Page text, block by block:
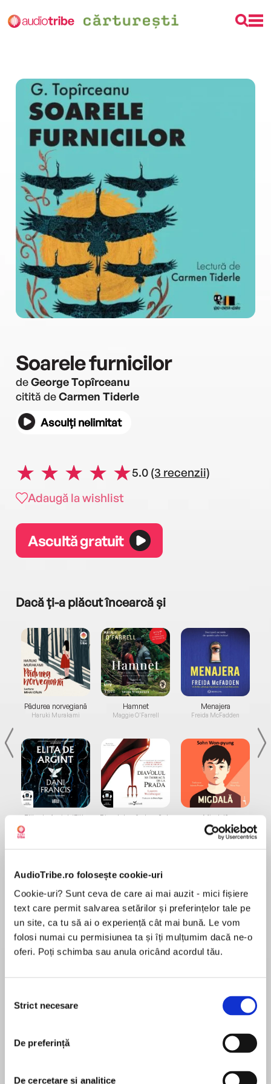
AudioTribe.ro folosește cookie-uri
Cookie-uri? Sunt ceva de care ai mai auzit - mici fișiere
text care permit salvarea setărilor și preferințelor tale pe
un site, ca tu să ai o experiență cât mai bună. Le vom
folosi numai cu permisiunea ta și îți mulțumim dacă ne-o
oferi. Poți schimba sau anula oricând acordul tău.
consimțământului
Strict necesare
De preferință
De cercetare și analitice
Soarele furnicilor
deGeorge Topîrceanu
citită deCarmen Tiderle
Asculți nelimitat
5.0 (3 recenzii)
Adaugă la wishlist
Ascultă gratuit
Dacă ți-a plăcut încearcă și
Pădurea norvegiană
Haruki Murakami
Elita de Argint (Elita
Hamnet
Maggie O'Farrell
Diavolul se îmbracă de
Menajera
Freida McFadden
Migdală
Sohn Won-pyung
Despre carte
Carte audio însoțită de un material audio
bonus: Iarna pe uliță de George Coșbuc în
lectura lui Carmen Tiderle.
pentru cele mai mărunte viețuitoare. Furnici,
gâze, fluturi – și-au găsit toate loc în universul
său. În volumul Soarele furnicilor am adunat cele
mai cunoscute versuri ale lui G. Topîrceanu, dar
fermecătoare.
În acest moment nu există recenzii